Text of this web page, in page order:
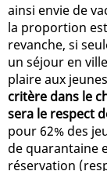
ainsi envie de
la proportion
revanche, si
un séjour en
plaire aux
critère dans le
sera le respect
pour 62% des
de quarantaine
réservation